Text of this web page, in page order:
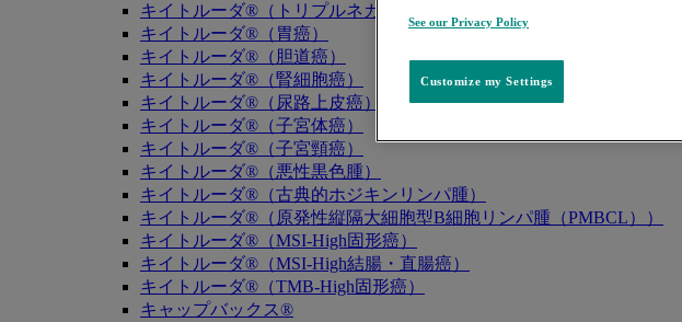
キイトルーダ®（トリプルネガティブ乳癌）
キイトルーダ®（胃癌）
キイトルーダ®（胆道癌）
キイトルーダ®（腎細胞癌）
キイトルーダ®（尿路上皮癌）
キイトルーダ®（子宮体癌）
キイトルーダ®（子宮頸癌）
キイトルーダ®（悪性黒色腫）
キイトルーダ®（古典的ホジキンリンパ腫）
キイトルーダ®（原発性縦隔大細胞型B細胞リンパ腫（PMBCL））
キイトルーダ®（MSI-High固形癌）
キイトルーダ®（MSI-High結腸・直腸癌）
キイトルーダ®（TMB-High固形癌）
キャップバックス®
See our Privacy Policy
Customize my Settings